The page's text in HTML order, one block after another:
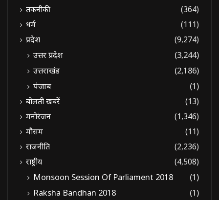
तकनीकी
(364)
धर्म
(111)
प्रदेश
(9,274)
उत्तर प्रदेश
(3,244)
उत्तराखंड
(2,186)
पंजाब
(1)
बोलती खबरें
(13)
मनोरंजन
(1,346)
मौसम
(11)
राजनीति
(2,236)
राष्ट्रीय
(4,508)
Monsoon Session Of Parliament 2018
(1)
Raksha Bandhan 2018
(1)